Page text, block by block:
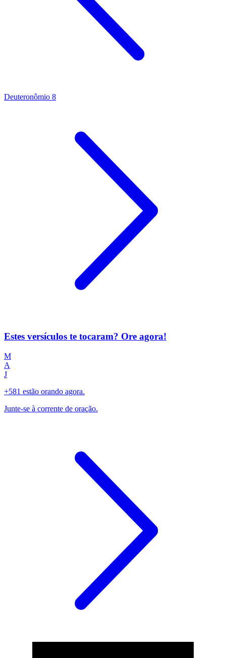
Deuteronômio 8
Estes versículos te tocaram? Ore agora!
M
A
J
+581 estão orando agora.
Junte-se à corrente de oração.